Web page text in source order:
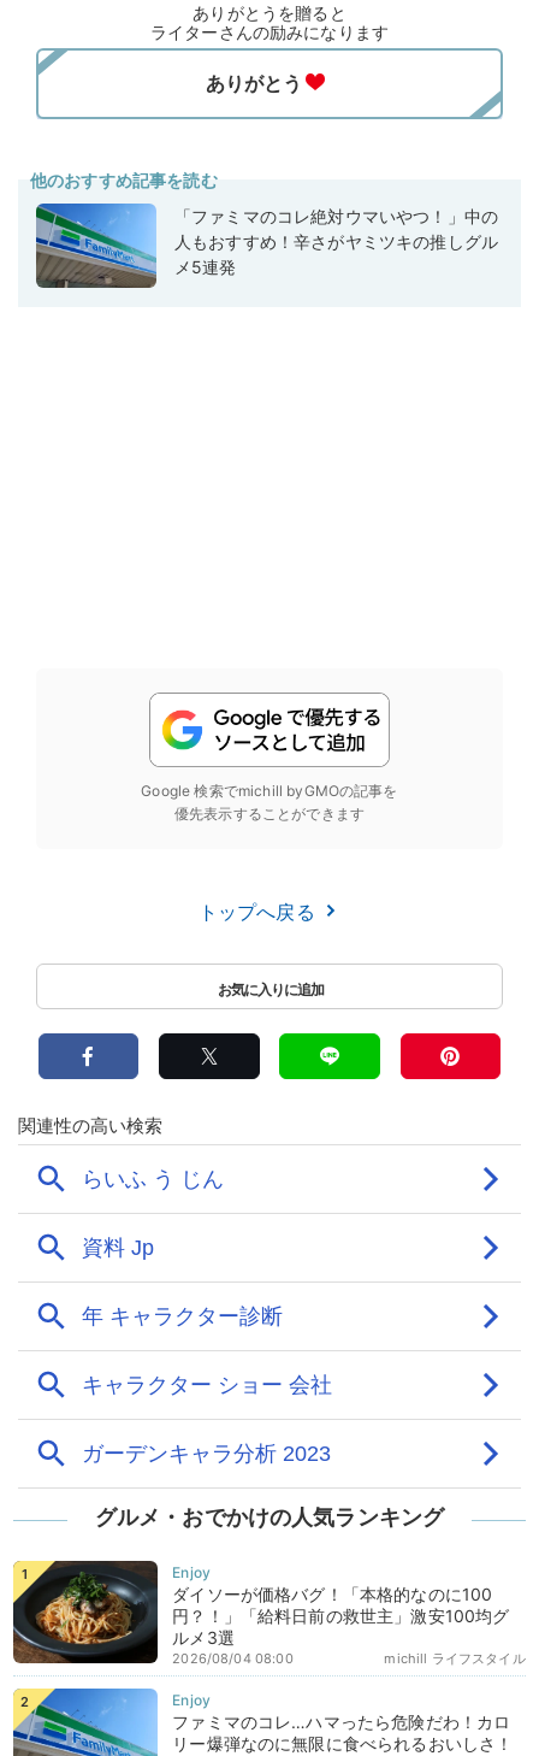
ありがとうを贈ると
ライターさんの励みになります
他のおすすめ記事を読む
「ファミマのコレ絶対ウマいやつ！」中の
人もおすすめ！辛さがヤミツキの推しグル
メ5連発
Google 検索でmichill byGMOの記事を
優先表示することができます
トップへ戻る
グルメ・おでかけの人気ランキング
ダイソーが価格バグ！「本格的なのに100
円？！」「給料日前の救世主」激安100均グ
ルメ3選
michill ライフスタイル
2026/08/04 08:00
ファミマのコレ…ハマったら危険だわ！カロ
リー爆弾なのに無限に食べられるおいしさ！